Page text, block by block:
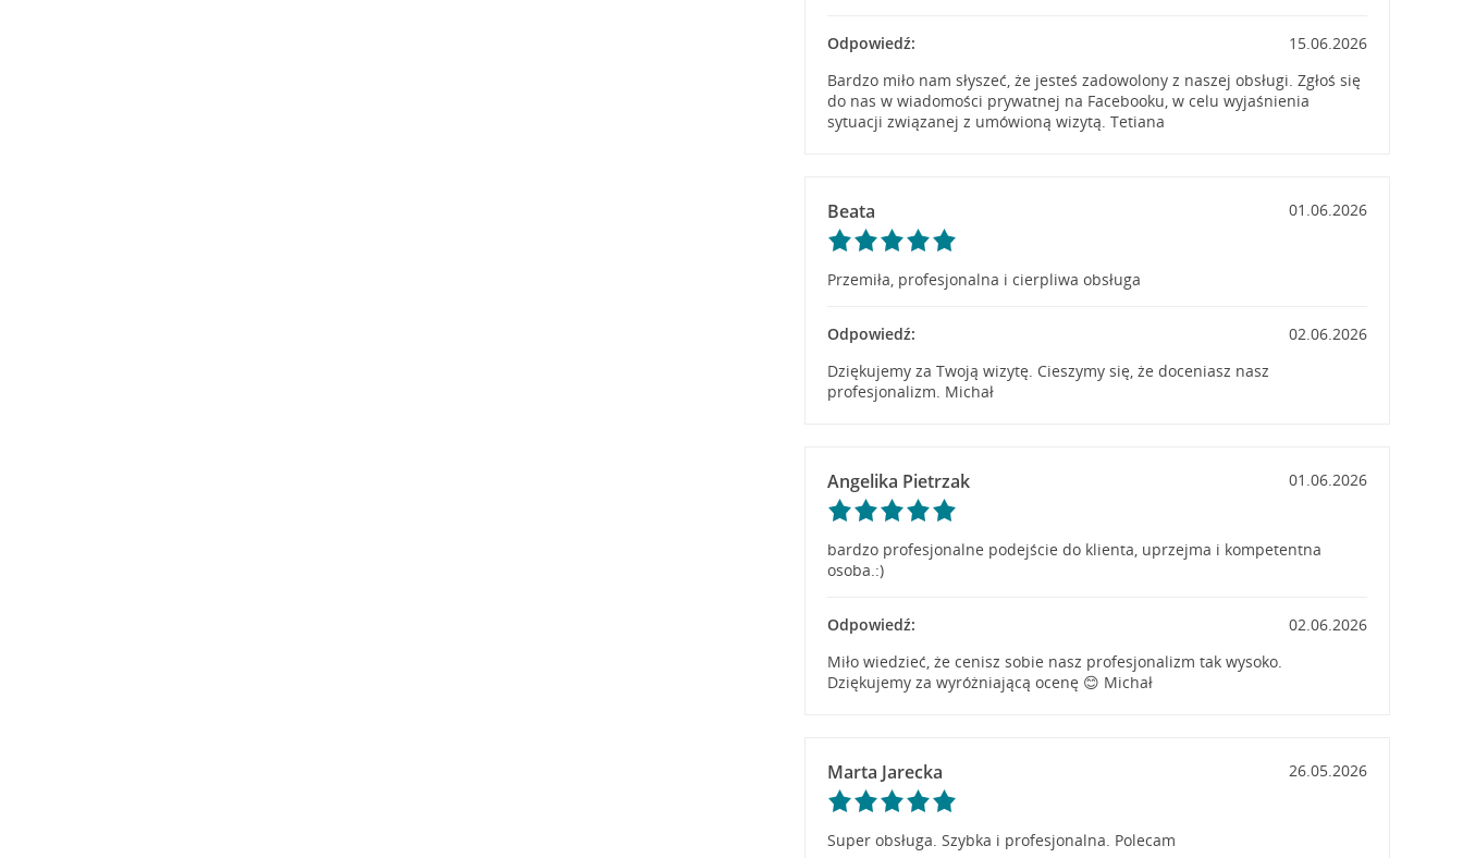
Odpowiedź:
15.06.2026
Bardzo miło nam słyszeć, że jesteś zadowolony z naszej obsługi. Zgłoś się
do nas w wiadomości prywatnej na Facebooku, w celu wyjaśnienia
sytuacji związanej z umówioną wizytą. Tetiana
Beata 01.06.2026
Przemiła, profesjonalna i cierpliwa obsługa
Odpowiedź:
02.06.2026
Dziękujemy za Twoją wizytę. Cieszymy się, że doceniasz nasz
profesjonalizm. Michał
Angelika Pietrzak 01.06.2026
bardzo profesjonalne podejście do klienta, uprzejma i kompetentna
osoba.:)
Odpowiedź:
02.06.2026
Miło wiedzieć, że cenisz sobie nasz profesjonalizm tak wysoko.
Dziękujemy za wyróżniającą ocenę 😊 Michał
Marta Jarecka 26.05.2026
Super obsługa. Szybka i profesjonalna. Polecam